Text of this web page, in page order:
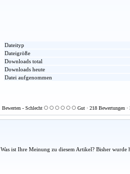
Dateityp
Dateigröße
Downloads total
Downloads heute
Datei aufgenommen
Bewerten - Schlecht Gut · 218 Bewertungen ·
Was ist Ihre Meinung zu diesem Artikel? Bisher